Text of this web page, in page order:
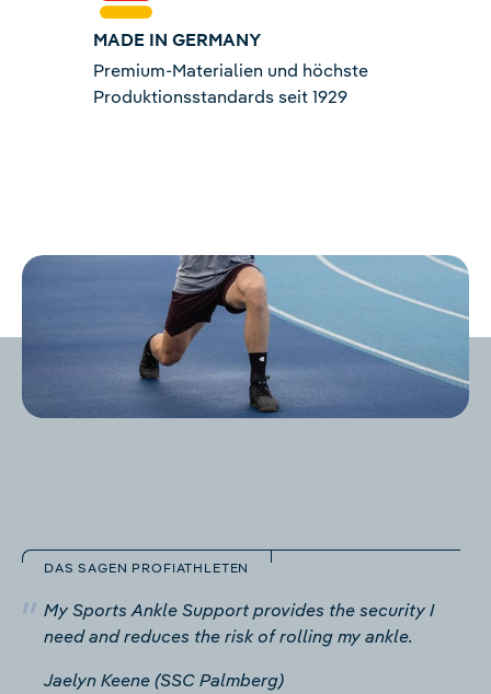
MADE IN GERMANY
Premium-Materialien und höchste
Produktionsstandards seit 1929
DAS SAGEN PROFIATHLETEN
My Sports Ankle Support provides the security I
need and reduces the risk of rolling my ankle.
Jaelyn Keene (SSC Palmberg)